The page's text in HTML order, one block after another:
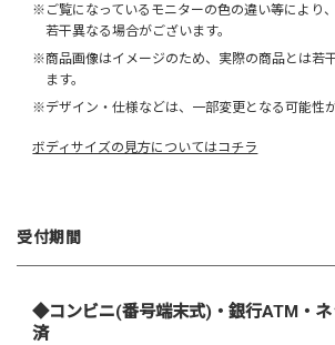
※ご覧になっているモニターの色の違い等により
若干異なる場合がございます。
※商品画像はイメージのため、実際の商品とは若
ます。
※デザイン・仕様などは、一部変更となる可能性が
ボディサイズの見方についてはコチラ
受付期間
◆コンビニ(番号端末式)・銀行ATM・
済